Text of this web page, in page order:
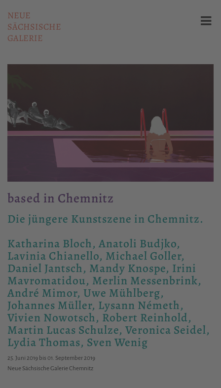
NEUE
SÄCHSISCHE
GALERIE
based in Chemnitz
Die jüngere Kunstszene in Chemnitz.
Katharina Bloch, Anatoli Budjko,
Lavinia Chianello, Michael Goller,
Daniel Jantsch, Mandy Knospe, Irini
Mavromatidou, Merlin Messenbrink,
André Mimor, Uwe Mühlberg,
Johannes Müller, Lysann Németh,
Vivien Nowotsch, Robert Reinhold,
Martin Lucas Schulze, Veronica Seidel,
Lydia Thomas, Sven Wenig
25. Juni 2019 bis 01. September 2019
Neue Sächsische Galerie Chemnitz